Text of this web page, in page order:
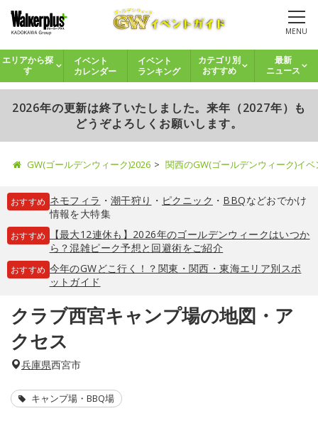
MENU
エリアから探
す
イベント
カレンダー
イベント
ランキング
カテゴリ別
おすすめ
最新
ニュース
2026年の更新は終了いたしました。来年（2027年）も
どうぞよろしくお願いします。
GW(ゴールデンウィーク)2026 関西のGW(ゴールデンウィーク)イ
おすすめ ネモフィラ ・ 潮干狩り ・ ピクニック ・ BBQなどおでかけ
情報を大特集
おすすめ
【最大12連休も】2026年のゴールデンウィークはいつか
ら？混雑ピーク予想と回避術をご紹介
おすすめ 今年のGWどこ行く！？関東・関西・東海エリア別スポ
ットガイド
クラブ西宮キャンプ場の地図・ア
クセス
兵庫県西宮市
キャンプ場・BBQ場